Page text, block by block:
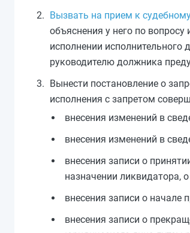
Вызвать на прием к
объяснения у него по
исполнении исполнительного
руководителю должника
Вынести постановление о
исполнения с запретом
внесения изменений в
внесения изменений в
внесения записи о
назначении ликвидатора,
внесения записи о начале
внесения записи о